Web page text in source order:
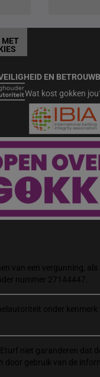
EN
Wat kost gokken
van een vergunning, als
nummer 27144447.
onder kenmerk
niet garanderen dat
gebruik van de